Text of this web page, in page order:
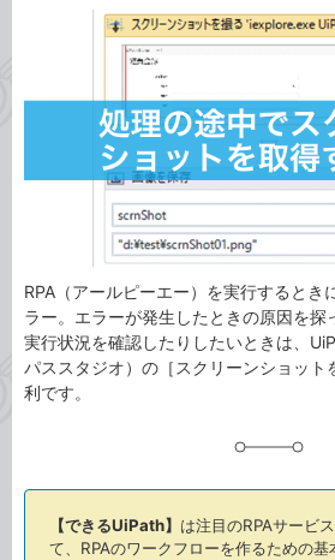
リ
RPA（アールピーエー）を実行するとき
ラー。エラーが発生したときの原因を探
実行状況を確認したりしたいときは、
パススタジオ）の［スクリーンショット
利です。
【できるUiPath】 は注目のRPAサービ
て、RPAのワークフローを作るための